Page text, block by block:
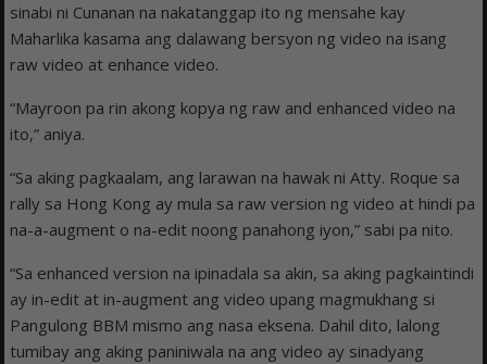
sinabi ni Cunanan na nakatanggap ito ng mensahe kay
Maharlika kasama ang dalawang bersyon ng video na isang
raw video at enhance video.
“Mayroon pa rin akong kopya ng raw and enhanced video na
ito,” aniya.
“Sa aking pagkaalam, ang larawan na hawak ni Atty. Roque sa
rally sa Hong Kong ay mula sa raw version ng video at hindi pa
na-a-augment o na-edit noong panahong iyon,” sabi pa nito.
“Sa enhanced version na ipinadala sa akin, sa aking pagkaintindi
ay in-edit at in-augment ang video upang magmukhang si
Pangulong BBM mismo ang nasa eksena. Dahil dito, lalong
tumibay ang aking paniniwala na ang video ay sinadyang